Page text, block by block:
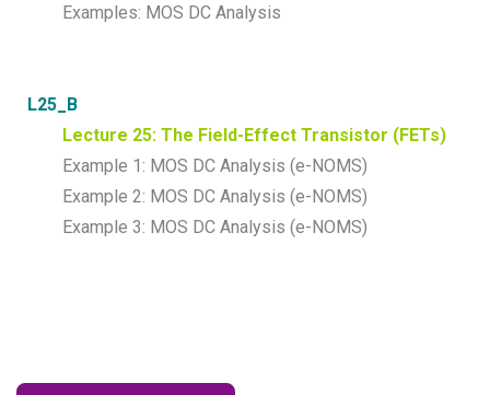
Examples: MOS DC Analysis
L25_B
Lecture 25: The Field-Effect Transistor (FETs)
Example 1: MOS DC Analysis (e-NOMS)
Example 2: MOS DC Analysis (e-NOMS)
Example 3: MOS DC Analysis (e-NOMS)